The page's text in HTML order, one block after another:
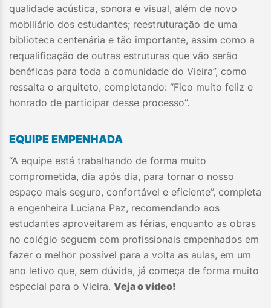
qualidade acústica, sonora e visual, além de novo
mobiliário dos estudantes; reestruturação de uma
biblioteca centenária e tão importante, assim como a
requalificação de outras estruturas que vão serão
benéficas para toda a comunidade do Vieira”, como
ressalta o arquiteto, completando: “Fico muito feliz e
honrado de participar desse processo”.
EQUIPE EMPENHADA
“A equipe está trabalhando de forma muito
comprometida, dia após dia, para tornar o nosso
espaço mais seguro, confortável e eficiente”, completa
a engenheira Luciana Paz, recomendando aos
estudantes aproveitarem as férias, enquanto as obras
no colégio seguem com profissionais empenhados em
fazer o melhor possível para a volta as aulas, em um
ano letivo que, sem dúvida, já começa de forma muito
especial para o Vieira. Veja o vídeo!